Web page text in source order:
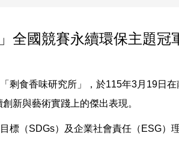
全國競賽永續環保主題冠
剩食香味研究所」，於115年3月19日
新與藝術實踐上的傑出表現。
標（SDGs）及企業社會責任（ESG）